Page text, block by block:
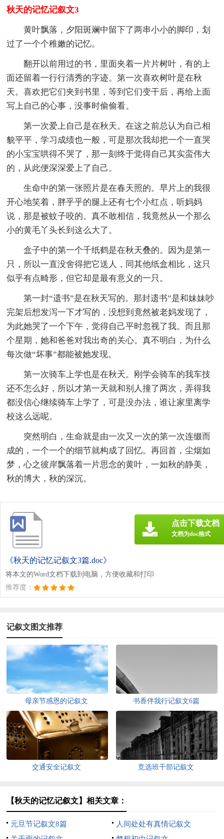
秋天的记忆记叙文3
黄叶飘落，夕阳斑斓中留下了两串小小的脚印，划
过了一个个稚嫩的记忆。
翻开以前用过的书，里面夹着一片片树叶，有的上
面还留着一行行清秀的字迹。第一次喜欢树叶是在秋
天。喜欢把它们夹到书里，等到它们变干后，再给上面
写上自己的心事，没事时偷偷看。
第一次爱上自己是在秋天。在这之前总认为自己相
貌平平，学习成绩也一般，可是那次我却把一个一直哭
的小宝宝哄得不哭了，那一刻终于觉得自己其实蛮伟大
的，从此便深深爱上了自己。
生命中的第一张照片是在春天照的。早片上的我很
开心地笑着，胖乎乎的腿上还有七个小红点，听妈妈
说，那是被蚊子咬的。真不敢相信，我竟然从一个那么
小的黄毛丫头长到这么大了。
盒子中的第一个千纸鹤是在秋天叠的。因为是第一
只，所以一直没舍得把它送人，同其他纸盒相比，这只
似乎有点畸形，但它却是最有意义的一只。
第一封“遗书”是在秋天写的。那封遗书”是和妹妹吵
完架后想发泻一下才写的，没想到竟然被老妈发现了，
为此她哭了一个下午，觉得自己平时忽视了我。而且那
个星期，她和爸爸对我出奇的关心。真不明白，为什么
每次做“坏事”都能被她发现。
第一次骑车上学也是在秋天。刚学会骑车的我车技
还不怎么好，所以才第一天就和别人撞了两次，弄得我
都没信心继续骑车上学了，可是没办法，谁让家里离学
校这么远呢。
突然明白，生命就是由一次又一次的第一次连缀而
成的，一个一个的细节就构成了回忆。再回首，尘烟如
梦，心之彼岸飘落着一片思念的黄叶，一如秋的静美，
秋的博大，秋的深沉。
《秋天的记忆记叙文3篇.doc》
将本文的Word文档下载到电脑，方便收藏和打印
推荐度：
点击下载文档
文档为doc格式
记叙文图文推荐
母亲节感恩的记叙文 书香伴我行记叙文6篇
交通安全记叙文 竞选班干部记叙文
【秋天的记忆记叙文】相关文章：
元旦节记叙文8篇
人间处处有真情记叙文